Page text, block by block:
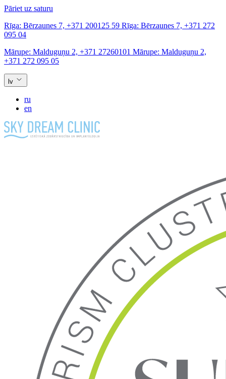
Pāriet uz saturu
Rīga: Bērzaunes 7, +371 200125 59 Rīga: Bērzaunes 7, +371 272
095 04
Mārupe: Malduguņu 2, +371 27260101 Mārupe: Malduguņu 2,
+371 272 095 05
lv
ru
en